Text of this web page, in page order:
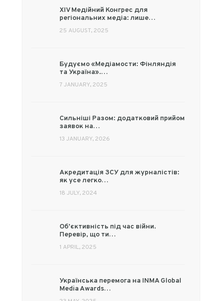
XIV Медійний Конгрес для
регіональних медіа: лише…
25 AUGUST, 2025
Будуємо «Медіамости: Фінляндія
та Україна».…
7 JANUARY, 2025
Сильніші Разом: додатковий прийом
заявок на…
13 JANUARY, 2026
Акредитація ЗСУ для журналістів:
як усе легко…
18 JULY, 2024
Об’єктивність під час війни.
Перевір, що ти…
1 APRIL, 2025
Українська перемога на INMA Global
Media Awards…